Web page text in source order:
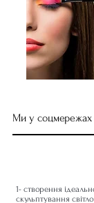
Ми у соцмережах
1- створення
скульптування